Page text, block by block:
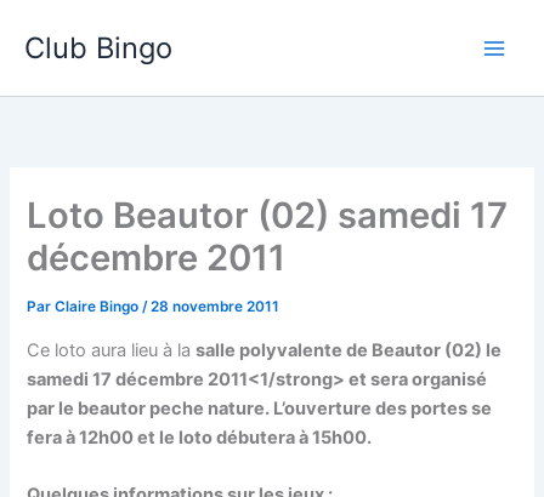
Club Bingo
Loto Beautor (02) samedi 17
décembre 2011
ParClaire Bingo/28 novembre 2011
Ce loto aura lieu à lasalle polyvalente de Beautor (02) le
samedi 17 décembre 2011<1/strong> et sera organisé
par le beautor peche nature. L’ouverture des portes se
fera à 12h00 et le loto débutera à 15h00.